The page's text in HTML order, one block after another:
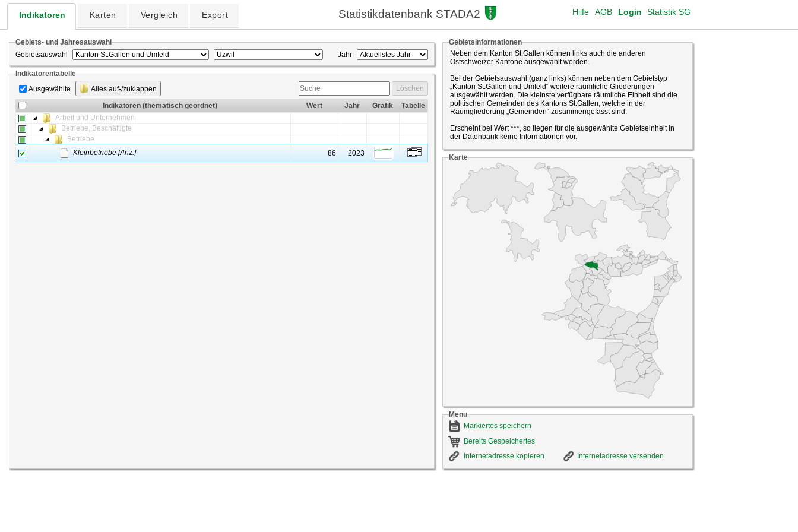
Indikatoren Karten Vergleich Export Statistikdatenbank STADA2 Login Statistik SG
AGB
Hilfe
Gebiets- und Jahresauswahl
Gebietsauswahl
Jahr
Indikatorentabelle
Ausgewählte
Alles auf-/zuklappen Löschen
Indikatoren (thematisch geordnet) Wert Jahr Grafik
Tabelle
Arbeit und Unternehmen
Betriebe, Beschäftigte
Betriebe
Kleinbetriebe [Anz.]
86 2023
Gebietsinformationen
Neben dem Kanton St.Gallen können links auch die anderen
Ostschweizer Kantone ausgewählt werden.
Bei der Gebietsauswahl (ganz links) können neben dem Gebietstyp
„Kanton St.Gallen und Umfeld“ weitere räumliche Gliederungen
ausgewählt werden. Die kleinste verfügbare räumliche Einheit sind die
politischen Gemeinden des Kantons St.Gallen, welche in der
Raumgliederung „Gemeinden“ zusammengefasst sind.
Erscheint bei Wert ***, so liegen für die ausgewählte Gebietseinheit in
der Datenbank keine Informationen vor.
Karte
Menu
Markiertes speichern
Bereits Gespeichertes
Internetadresse kopieren
Internetadresse versenden